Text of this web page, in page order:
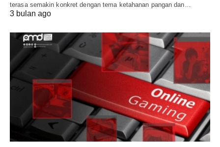
terasa semakin konkret dengan tema ketahanan pangan dan…
3 bulan ago